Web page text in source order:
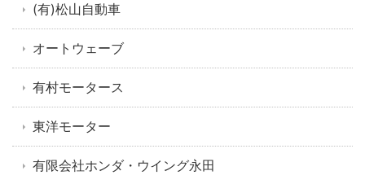
(有)松山自動車
オートウェーブ
有村モータース
東洋モーター
有限会社ホンダ・ウイング永田